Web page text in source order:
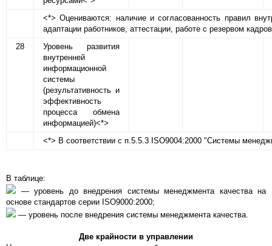
<*> Оцениваются: наличие и согласованность правил
адаптации работников, аттестации, работе с резервом
28
Уровень развития
внутренней
информационной
системы
(результативность и
эффективность
процесса обмена
информацией)<*>
<*> В соответствии с п.5.5.3 ISO9004:2000 "Системы
В таблице:
— уровень до внедрения системы менеджмента качества на
основе стандартов серии ISO9000:2000;
— уровень после внедрения системы менеджмента качества.
Две крайности в управлении